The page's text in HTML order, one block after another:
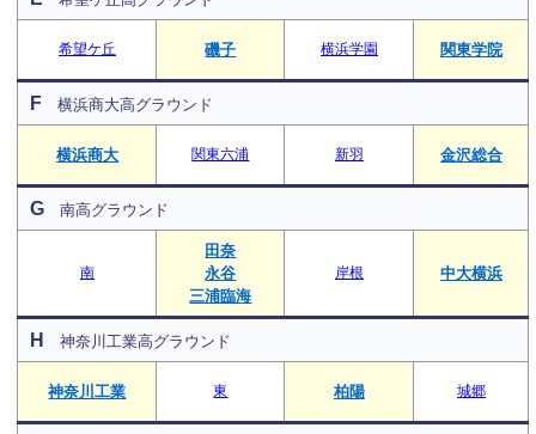
希望ケ丘 磯子 横浜学園 関東学院
F 横浜商大高グラウンド
横浜商大 関東六浦 新羽 金沢総合
G 南高グラウンド
南
田奈
永谷
三浦臨海
岸根 中大横浜
H 神奈川工業高グラウンド
神奈川工業 東 柏陽 城郷